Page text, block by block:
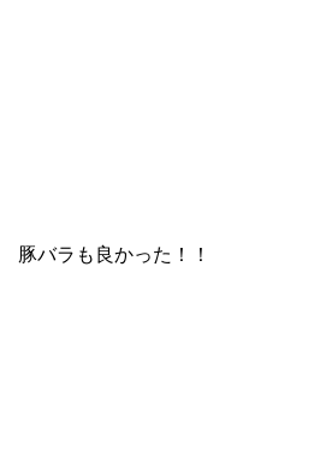
豚バラも良かった！！